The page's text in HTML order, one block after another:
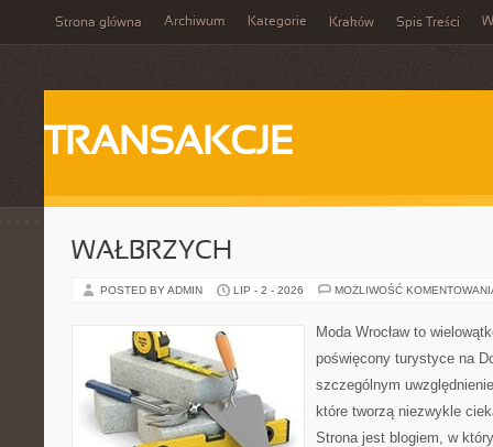
Strona główna Archiwum Kategorie Kraków Spis Treści
TRANSAKCJE
WAŁBRZYCH
POSTED BY ADMIN LIP - 2 - 2026 MOŻLIWOŚĆ
Moda Wrocław to
poświęcony turystyce na
szczególnym
które tworzą niezwykle
Strona jest blogiem, w